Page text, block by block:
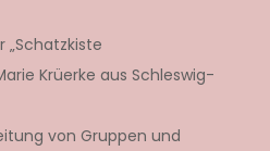
„Schatzkiste
Krüerke aus Schleswig-
von Gruppen und